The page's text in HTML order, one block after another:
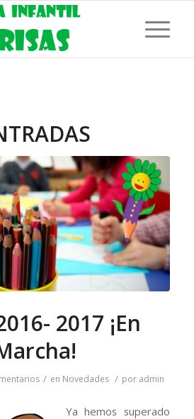
2017 ¡En
/ en Novedades / por admin
Ya hemos superado